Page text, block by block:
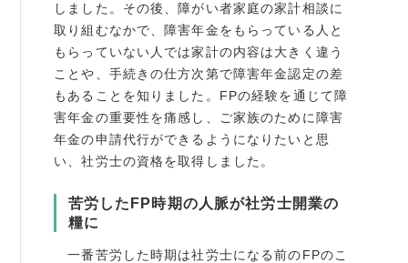
書籍紹介
06-6944-1251
FAX: 06-6941-8352
大阪市中央区農人橋2丁目-1-30 谷町八木ビル4F
しました。その後、障がい者家庭の家計相談に
取り組むなかで、障害年金をもらっている人と
もらっていない人では家計の内容は大きく違う
ことや、手続きの仕方次第で障害年金認定の差
もあることを知りました。FPの経験を通じて障
害年金の重要性を痛感し、ご家族のために障害
年金の申請代行ができるようになりたいと思
い、社労士の資格を取得しました。
苦労したFP時期の人脈が社労士開業の
糧に
一番苦労した時期は社労士になる前のFPのこ